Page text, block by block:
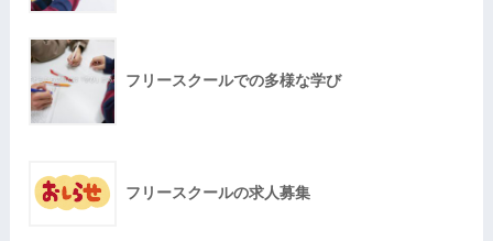
フリースクールでの多様な学び
フリースクールの求人募集